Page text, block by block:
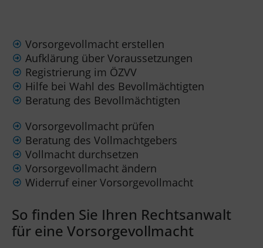
Vorsorgevollmacht erstellen
Aufklärung über Voraussetzungen
Registrierung im ÖZVV
Hilfe bei Wahl des Bevollmächtigten
Beratung des Bevollmächtigten
Vorsorgevollmacht prüfen
Beratung des Vollmachtgebers
Vollmacht durchsetzen
Vorsorgevollmacht ändern
Widerruf einer Vorsorgevollmacht
So finden Sie Ihren Rechtsanwalt
für eine Vorsorgevollmacht